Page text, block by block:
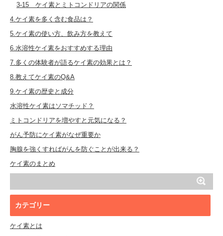
3-15 ケイ素とミトコンドリアの関係
4.ケイ素を多く含む食品は？
5.ケイ素の使い方、飲み方を教えて
6.水溶性ケイ素をおすすめする理由
7.多くの体験者が語るケイ素の効果とは？
8.教えてケイ素のQ&A
9.ケイ素の歴史と成分
水溶性ケイ素はソマチッド？
ミトコンドリアを増やすと元気になる？
がん予防にケイ素がなぜ重要か
胸腺を強くすればがんを防ぐことが出来る？
ケイ素のまとめ
カテゴリー
ケイ素とは